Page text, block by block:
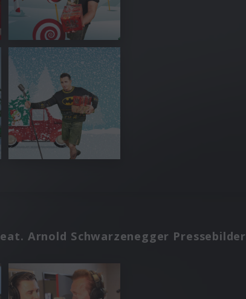
Arnold Schwarzenegger Pressebilder